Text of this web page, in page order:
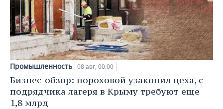
Промышленность 08 авг, 00:00
Бизнес-обзор: пороховой узаконил цеха, с
подрядчика лагеря в Крыму требуют еще
1,8 млрд